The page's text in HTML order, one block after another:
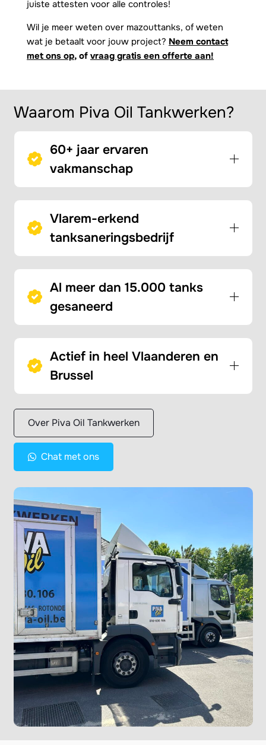
juiste attesten voor alle controles!
Wil je meer weten over mazouttanks, of weten
wat je betaalt voor jouw project? Neem contact
met ons op, of vraag gratis een offerte aan!
Waarom Piva Oil Tankwerken?
60+ jaar ervaren
vakmanschap
Vlarem-erkend
tanksaneringsbedrijf
Al meer dan 15.000 tanks
gesaneerd
Actief in heel Vlaanderen en
Brussel
Over Piva Oil Tankwerken
Chat met ons